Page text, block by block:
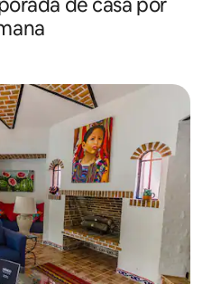
de casa por